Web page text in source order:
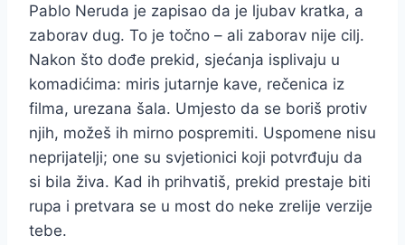
Pablo Neruda je zapisao da je ljubav kratka, a
zaborav dug. To je točno – ali zaborav nije cilj.
Nakon što dođe prekid, sjećanja isplivaju u
komadićima: miris jutarnje kave, rečenica iz
filma, urezana šala. Umjesto da se boriš protiv
njih, možeš ih mirno pospremiti. Uspomene nisu
neprijatelji; one su svjetionici koji potvrđuju da
si bila živa. Kad ih prihvatiš, prekid prestaje biti
rupa i pretvara se u most do neke zrelije verzije
tebe.